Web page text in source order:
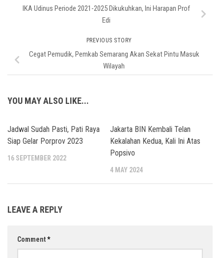
IKA Udinus Periode 2021-2025 Dikukuhkan, Ini Harapan Prof
Edi
PREVIOUS STORY
Cegat Pemudik, Pemkab Semarang Akan Sekat Pintu Masuk
Wilayah
YOU MAY ALSO LIKE...
Jadwal Sudah Pasti, Pati Raya
Siap Gelar Porprov 2023
16 SEPTEMBER 2022
Jakarta BIN Kembali Telan
Kekalahan Kedua, Kali Ini Atas
Popsivo
4 MAY 2024
LEAVE A REPLY
Comment*